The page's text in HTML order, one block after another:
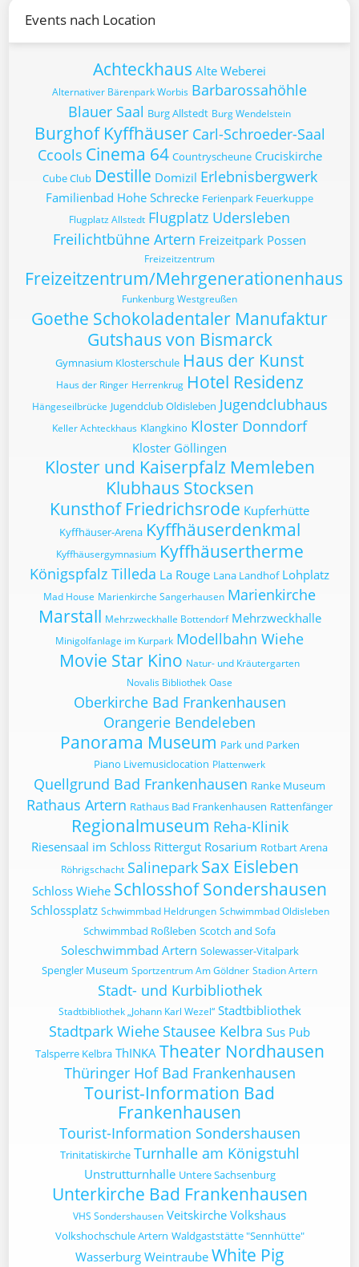
Events nach Location
Achteckhaus Alte Weberei
Alternativer Bärenpark Worbis Barbarossahöhle
Blauer Saal Burg Allstedt Burg Wendelstein
Burghof Kyffhäuser Carl-Schroeder-Saal
Ccools Cinema 64 Countryscheune Cruciskirche
Cube Club Destille Domizil Erlebnisbergwerk
Familienbad Hohe Schrecke Ferienpark Feuerkuppe
Flugplatz Allstedt Flugplatz Udersleben
Freilichtbühne Artern Freizeitpark Possen
Freizeitzentrum
Freizeitzentrum/Mehrgenerationenhaus
Funkenburg Westgreußen
Goethe Schokoladentaler Manufaktur
Gutshaus von Bismarck
Gymnasium Klosterschule Haus der Kunst
Haus der Ringer Herrenkrug Hotel Residenz
Hängeseilbrücke Jugendclub Oldisleben Jugendclubhaus
Keller Achteckhaus Klangkino Kloster Donndorf
Kloster Göllingen
Kloster und Kaiserpfalz Memleben
Klubhaus Stocksen
Kunsthof Friedrichsrode Kupferhütte
Kyffhäuser-Arena Kyffhäuserdenkmal
Kyffhäusergymnasium Kyffhäusertherme
Königspfalz Tilleda La Rouge Lana Landhof Lohplatz
Mad House Marienkirche Sangerhausen Marienkirche
Marstall Mehrzweckhalle Bottendorf Mehrzweckhalle
Minigolfanlage im Kurpark Modellbahn Wiehe
Movie Star Kino Natur- und Kräutergarten
Novalis Bibliothek Oase
Oberkirche Bad Frankenhausen
Orangerie Bendeleben
Panorama Museum Park und Parken
Piano Livemusiclocation Plattenwerk
Quellgrund Bad Frankenhausen Ranke Museum
Rathaus Artern Rathaus Bad Frankenhausen Rattenfänger
Regionalmuseum Reha-Klinik
Riesensaal im Schloss Rittergut Rosarium Rotbart Arena
Röhrigschacht Salinepark Sax Eisleben
Schloss Wiehe Schlosshof Sondershausen
Schlossplatz Schwimmbad Heldrungen Schwimmbad Oldisleben
Schwimmbad Roßleben Scotch and Sofa
Soleschwimmbad Artern Solewasser-Vitalpark
Spengler Museum Sportzentrum Am Göldner Stadion Artern
Stadt- und Kurbibliothek
Stadtbibliothek „Johann Karl Wezel“ Stadtbibliothek
Stadtpark Wiehe Stausee Kelbra Sus Pub
Talsperre Kelbra ThINKA Theater Nordhausen
Thüringer Hof Bad Frankenhausen
Tourist-Information Bad
Frankenhausen
Tourist-Information Sondershausen
Trinitatiskirche Turnhalle am Königstuhl
Unstrutturnhalle Untere Sachsenburg
Unterkirche Bad Frankenhausen
VHS Sondershausen Veitskirche Volkshaus
Volkshochschule Artern Waldgaststätte "Sennhütte"
Wasserburg Weintraube White Pig